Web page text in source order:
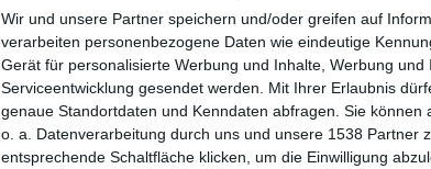
Wir und unsere Partner speichern und/oder greifen auf
verarbeiten personenbezogene Daten wie eindeutige
Gerät für personalisierte Werbung und Inhalte, Werbung
Serviceentwicklung gesendet werden.
Mit Ihrer Erlaubnis
genaue Standortdaten und Kenndaten abfragen. Sie
o. a. Datenverarbeitung durch uns und unsere 1538 Partner
entsprechende Schaltfläche klicken, um die Einwilligung
Apple präsentierte Anfang Juni
watchOS 6, sowie macOS